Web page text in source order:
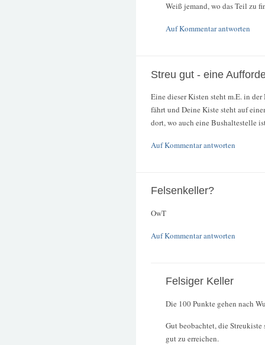
Weiß jemand, wo das Teil zu
Auf Kommentar antworten
Streu gut - eine
Eine dieser Kisten steht m.E. in
fährt und Deine Kiste steht auf
dort, wo auch eine Bushaltestelle
Auf Kommentar antworten
Felsenkeller?
OwT
Auf Kommentar antworten
Felsiger Keller
Die 100 Punkte gehen nach
Gut beobachtet, die Streukiste
gut zu erreichen.